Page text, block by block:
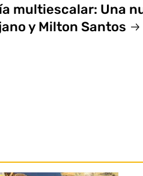
multiescalar: Una
y Milton Santos